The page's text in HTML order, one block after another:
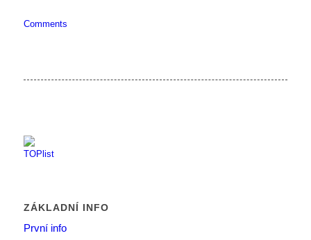
Comments
ZÁKLADNÍ INFO
První info